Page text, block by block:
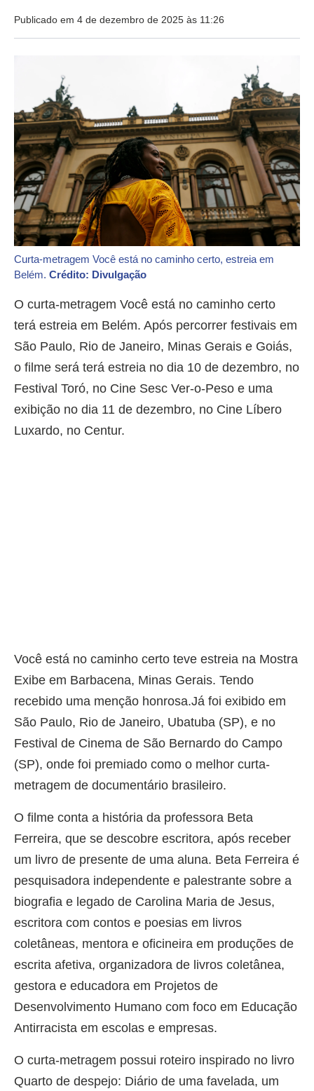
Publicado em 4 de dezembro de 2025 às 11:26
Curta-metragem Você está no caminho certo, estreia em
Belém. Crédito: Divulgação
O curta-metragem Você está no caminho certo
terá estreia em Belém. Após percorrer festivais em
São Paulo, Rio de Janeiro, Minas Gerais e Goiás,
o filme será terá estreia no dia 10 de dezembro, no
Festival Toró, no Cine Sesc Ver-o-Peso e uma
exibição no dia 11 de dezembro, no Cine Líbero
Luxardo, no Centur.
Você está no caminho certo teve estreia na Mostra
Exibe em Barbacena, Minas Gerais. Tendo
recebido uma menção honrosa.Já foi exibido em
São Paulo, Rio de Janeiro, Ubatuba (SP), e no
Festival de Cinema de São Bernardo do Campo
(SP), onde foi premiado como o melhor curta-
metragem de documentário brasileiro.
O filme conta a história da professora Beta
Ferreira, que se descobre escritora, após receber
um livro de presente de uma aluna. Beta Ferreira é
pesquisadora independente e palestrante sobre a
biografia e legado de Carolina Maria de Jesus,
escritora com contos e poesias em livros
coletâneas, mentora e oficineira em produções de
escrita afetiva, organizadora de livros coletânea,
gestora e educadora em Projetos de
Desenvolvimento Humano com foco em Educação
Antirracista em escolas e empresas.
O curta-metragem possui roteiro inspirado no livro
Quarto de despejo: Diário de uma favelada, um